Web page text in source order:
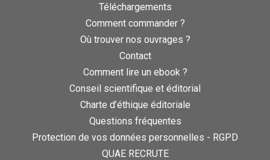
Téléchargements
Comment commander ?
Où trouver nos ouvrages ?
Contact
Comment lire un ebook ?
Conseil scientifique et éditorial
Charte d’éthique éditoriale
Questions fréquentes
Protection de vos données personnelles - RGPD
QUAE RECRUTE